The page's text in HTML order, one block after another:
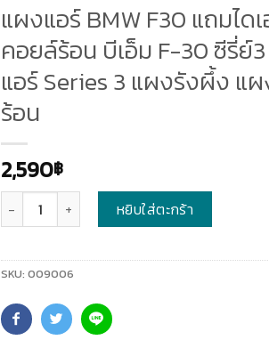
แผงแอร์ BMW F30 แถมได
คอยล์ร้อน บีเอ็ม F-30 ซีรี่ย์
แอร์ Series 3 แผงรังผึ้ง แ
ร้อน
2,590฿
หยิบใส่ตะกร้า
SKU: 009006